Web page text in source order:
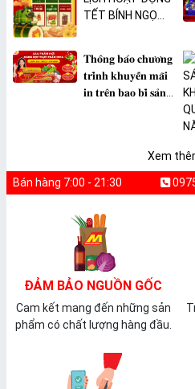
TẾT BÍNH NGỌ
𝐓𝐡𝐨̂𝐧𝐠 𝐛𝐚́𝐨 𝐜𝐡𝐮̛𝐨̛𝐧𝐠
𝐭𝐫𝐢̀𝐧𝐡 𝐤𝐡𝐮𝐲𝐞̂́𝐧 𝐦𝐚̃𝐢
𝐢𝐧 𝐭𝐫𝐞̂𝐧 𝐛𝐚𝐨 𝐛𝐢̀ 𝐬𝐚̉𝐧
Xem
Bán hàng 7:00 - 21:30
ĐẢM BẢO NGUỒN GỐC
Cam kết mang đến những sản
phẩm có chất lượng hàng đầu.